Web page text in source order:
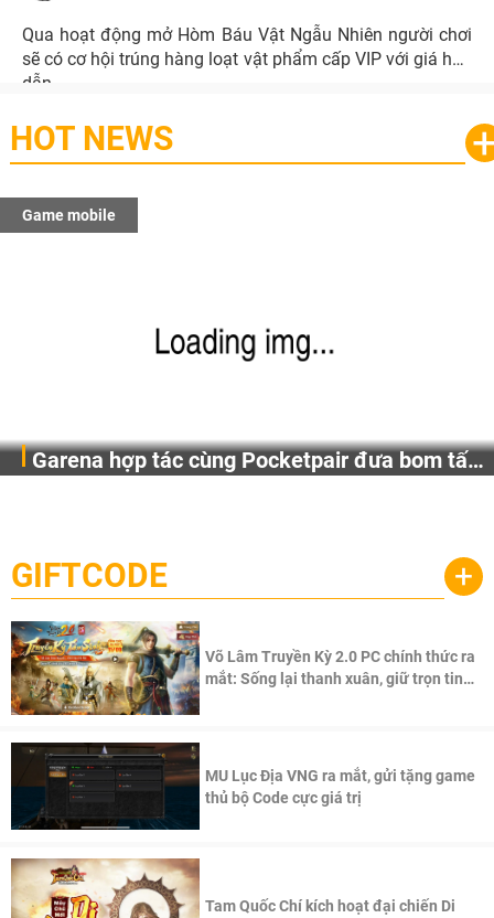
Qua hoạt động mở Hòm Báu Vật Ngẫu Nhiên người chơi
sẽ có cơ hội trúng hàng loạt vật phẩm cấp VIP với giá hấp
dẫn.
HOT NEWS
Game mobile
Garena hợp tác cùng Pocketpair đưa bom tấn
cầu, theo giấy phép chính thức từ công ty game Nhật Bản
Pocketpair, Inc.
GIFTCODE +
Võ Lâm Truyền Kỳ 2.0 PC chính thức ra
mắt: Sống lại thanh xuân, giữ trọn tinh
MU Lục Địa VNG ra mắt, gửi tặng game
thủ bộ Code cực giá trị
Tam Quốc Chí kích hoạt đại chiến Di